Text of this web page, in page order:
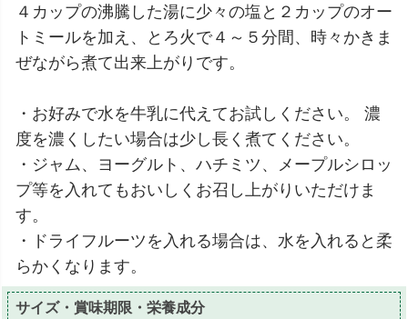
４カップの沸騰した湯に少々の塩と２カップのオー
トミールを加え、とろ火で４～５分間、時々かきま
ぜながら煮て出来上がりです。
・お好みで水を牛乳に代えてお試しください。 濃
度を濃くしたい場合は少し長く煮てください。
・ジャム、ヨーグルト、ハチミツ、メープルシロッ
プ等を入れてもおいしくお召し上がりいただけま
す。
・ドライフルーツを入れる場合は、水を入れると柔
らかくなります。
サイズ・賞味期限・栄養成分